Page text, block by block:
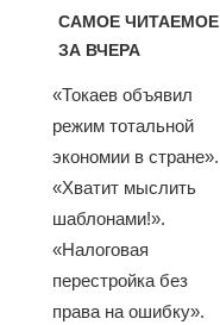
САМОЕ ЧИТАЕМОЕ
ЗА ВЧЕРА
«Токаев объявил
режим тотальной
экономии в стране».
«Хватит мыслить
шаблонами!».
«Налоговая
перестройка без
права на ошибку».